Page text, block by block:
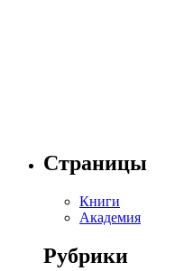
Страницы
Книги
Академия
Рубрики